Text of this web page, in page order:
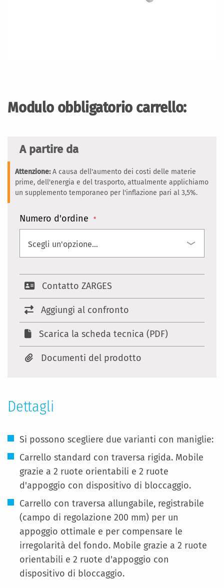
Modulo obbligatorio carrello:
A partire da
Attenzione:A causa dell'aumento dei costi delle materie
prime, dell'energia e del trasporto, attualmente applichiamo
un supplemento temporaneo per l'inflazione pari al 3,5%.
Numero d'ordine
Contatto ZARGES
Aggiungi al confronto
Scarica la scheda tecnica (PDF)
Documenti del prodotto
galleria
Dettagli
Si possono scegliere due varianti con maniglie:
Carrello standard con traversa rigida. Mobile
grazie a 2 ruote orientabili e 2 ruote
d'appoggio con dispositivo di bloccaggio.
Carrello con traversa allungabile, registrabile
(campo di regolazione 200 mm) per un
appoggio ottimale e per compensare le
irregolarità del fondo. Mobile grazie a 2 ruote
orientabili e 2 ruote d'appoggio con
dispositivo di bloccaggio.